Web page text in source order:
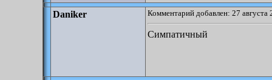
Daniker Комментарий добавлен: 27 августа
Симпатичный